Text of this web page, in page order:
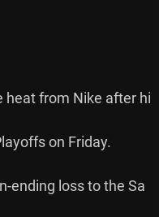
heat from Nike after hi
on Friday.
ending loss to the Sa